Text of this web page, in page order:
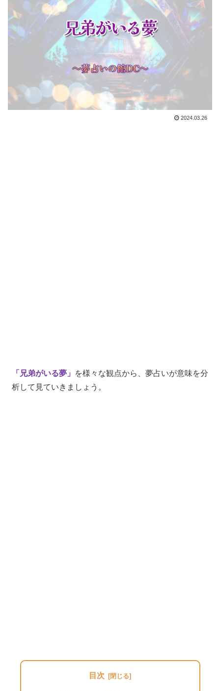
2024.03.26
「兄弟がいる夢」
を様々な観点から、夢占いが意味を分
析して見ていきましょう。
目次